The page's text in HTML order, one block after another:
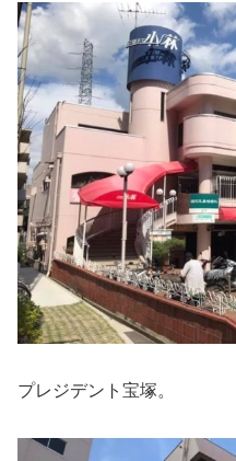
プレジデント宝塚。